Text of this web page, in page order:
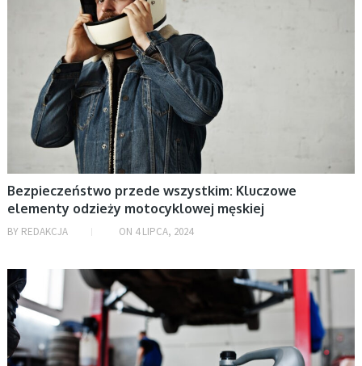
grudzień 2024
listopad 2024
październik 2024
wrzesień 2024
sierpień 2024
lipiec 2024
czerwiec 2024
maj 2024
kwiecień 2024
marzec 2024
styczeń 2024
grudzień 2023
listopad 2023
październik 2023
Bezpieczeństwo przede wszystkim: Kluczowe
elementy odzieży motocyklowej męskiej
BY REDAKCJA ON 4 LIPCA, 2024
MOTORYZACJA